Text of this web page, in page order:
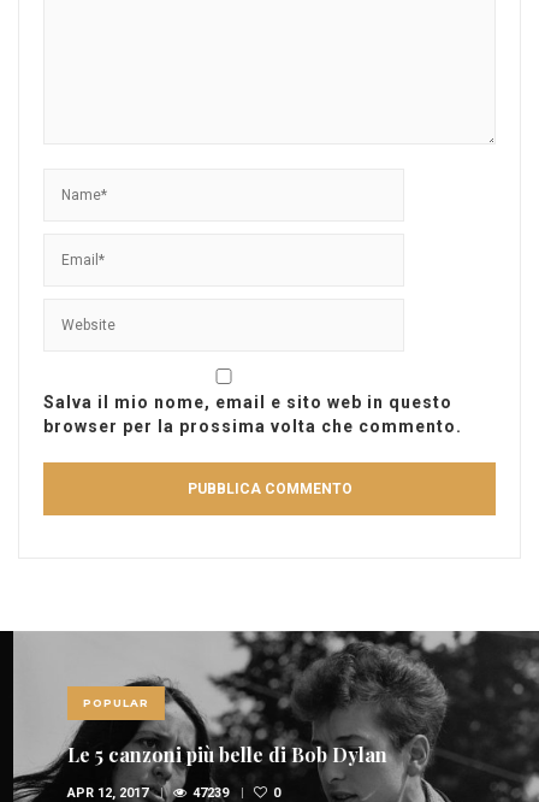
Salva il mio nome, email e sito web in questo
browser per la prossima volta che commento.
POPULAR
Le 5 canzoni più belle di Bob Dylan
APR 12, 2017 47239 0